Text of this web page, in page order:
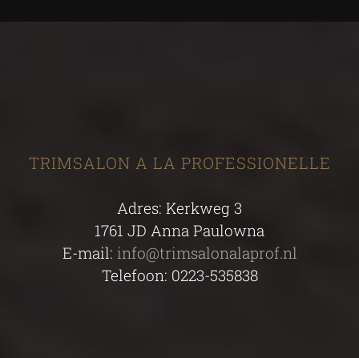
TRIMSALON A LA PROFESSIONELLE
Adres: Kerkweg 3
1761 JD Anna Paulowna
E-mail: info@trimsalonalaprof.nl
Telefoon: 0223-535838